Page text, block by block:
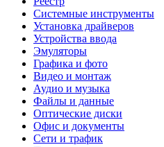
Системные инструменты
Установка драйверов
Устройства ввода
Эмуляторы
Графика и фото
Видео и монтаж
Аудио и музыка
Файлы и данные
Оптические диски
Офис и документы
Сети и трафик